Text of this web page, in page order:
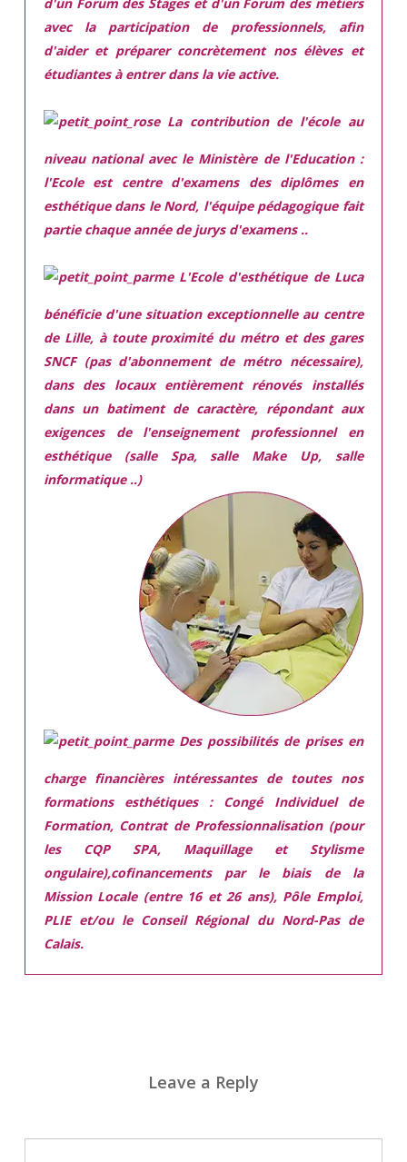
avec la participation de professionnels, afin
d'aider et préparer concrètement nos élèves et
étudiantes à entrer dans la vie active.
La contribution de l'école au
niveau national avec le Ministère de l'Education :
l'Ecole est centre d'examens des diplômes en
esthétique dans le Nord, l'équipe pédagogique fait
partie chaque année de jurys d'examens ..
L'Ecole d'esthétique de Luca
bénéficie d'une situation exceptionnelleau centre
de Lille, à toute proximité du métro et des gares
SNCF (pas d'abonnement de métro nécessaire),
dans des locaux entièrement rénovés installés
dans un batiment de caractère, répondant aux
exigencesde l'enseignement professionnel en
esthétique (salle Spa, salle Make Up, salle
informatique ..)
Des possibilités de prises en
charge financières intéressantes de toutes nos
formations esthétiques :Congé Individuel de
Formation, Contrat de Professionnalisation (pour
les CQP SPA, Maquillage et Stylisme
ongulaire),cofinancements par le biais de la
Mission Locale (entre 16 et 26 ans), Pôle Emploi,
PLIE et/ou le Conseil Régional du Nord-Pas de
Calais.
Leave a Reply